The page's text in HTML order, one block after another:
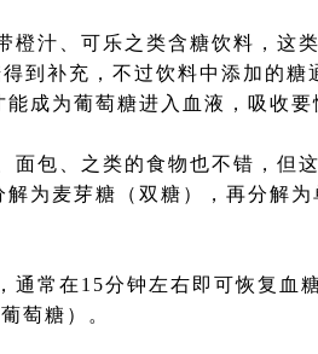
汁、可乐之类含糖饮料，这
到补充，不过饮料中添加的
成为葡萄糖进入血液，吸收要
包、之类的食物也不错，但
解为麦芽糖（双糖），再分解
常在15分钟左右即可恢复血
萄糖）。